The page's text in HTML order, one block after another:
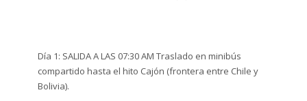
Día 1: SALIDA A LAS 07:30 AM Traslado en minibús
compartido hasta el hito Cajón (frontera entre Chile y
Bolivia).